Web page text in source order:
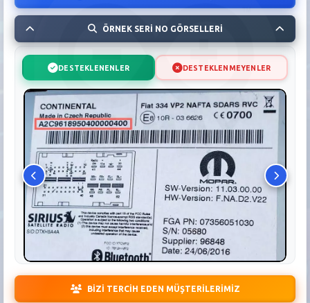
ÖRNEK SERİ NO GÖRSELLERİ
DESTEKLENENLER DESTEKLENMEYENLER
BİZİ TERCİH EDEN MÜŞTERİLERİMİZ